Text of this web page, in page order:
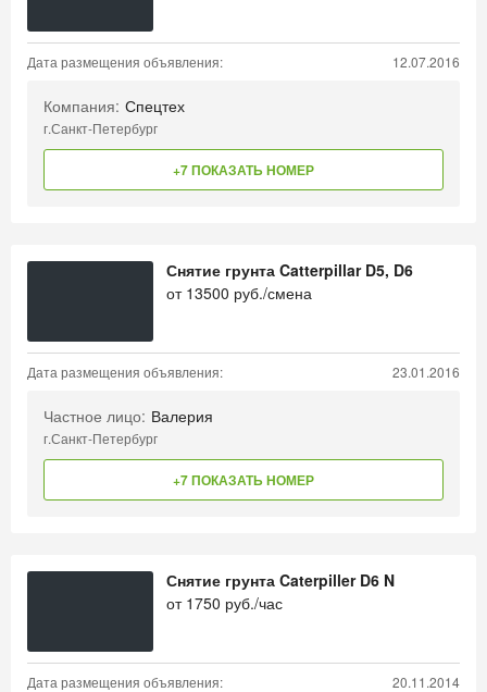
Дата размещения объявления: 12.07.2016
Компания: Спецтех
г.Санкт-Петербург
+7 ПОКАЗАТЬ НОМЕР
Снятие грунта Catterpillar D5, D6
от 13500 руб./смена
Дата размещения объявления: 23.01.2016
Частное лицо: Валерия
г.Санкт-Петербург
+7 ПОКАЗАТЬ НОМЕР
Снятие грунта Caterpiller D6 N
от 1750 руб./час
Дата размещения объявления: 20.11.2014